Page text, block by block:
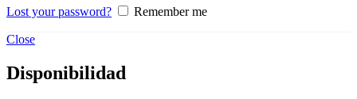
Lost your password? Remember me
Close
Disponibilidad